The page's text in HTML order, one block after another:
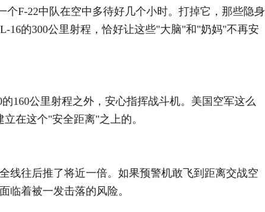
个F-22中队在空中多待好几个小时。打掉它，那些隐身
16的300公里射程，恰好让这些"大脑"和"奶妈"不再安
160公里射程之外，安心指挥战斗机。美国空军这么
在这个"安全距离"之上的。
线往后推了将近一倍。如果预警机敢飞到距离交战空
临着被一发击落的风险。